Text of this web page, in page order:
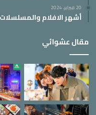
20 فبراير، 2024
أشهر الافلام
مقال عشوائي